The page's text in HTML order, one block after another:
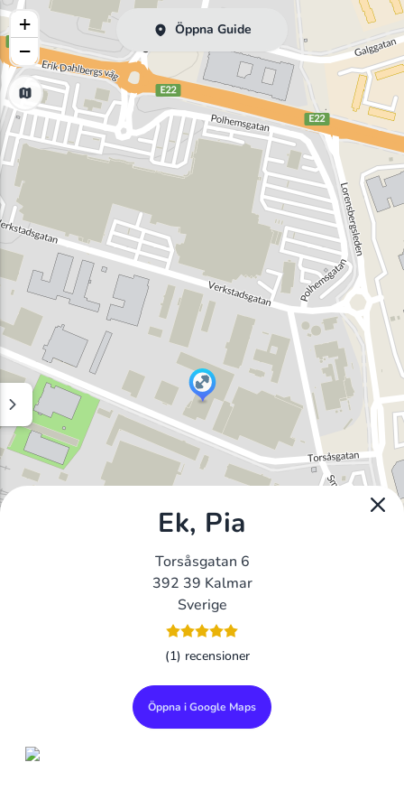
Öppna Guide
+
−
Ek, Pia
Torsåsgatan 6
392 39 Kalmar
Sverige
(1) recensioner
Öppna i Google Maps